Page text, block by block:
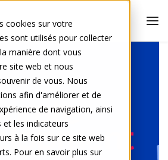
cookies sur votre
sont utilisés pour collecter
manière dont vous
site web et nous
de vous. Nous
afin d'améliorer et de
de navigation, ainsi
les indicateurs
à la fois sur ce site web
Pour en savoir plus sur